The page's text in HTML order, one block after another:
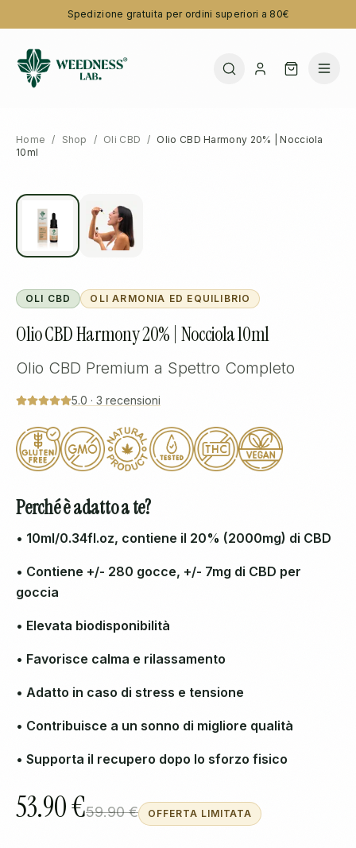
Spedizione gratuita per ordini superiori a 80€
Home / Shop / Oli CBD / Olio CBD Harmony 20% | Nocciola
10ml
OLI CBD OLI ARMONIA ED EQUILIBRIO
Olio CBD Harmony 20% | Nocciola 10ml
Olio CBD Premium a Spettro Completo
5.0 · 3 recensioni
Perché è adatto a te?
• 10ml/0.34fl.oz, contiene il 20% (2000mg) di CBD
• Contiene +/- 280 gocce, +/- 7mg di CBD per
goccia
• Elevata biodisponibilità
• Favorisce calma e rilassamento
• Adatto in caso di stress e tensione
• Contribuisce a un sonno di migliore qualità
• Supporta il recupero dopo lo sforzo fisico
53.90 €59.90 € OFFERTA LIMITATA